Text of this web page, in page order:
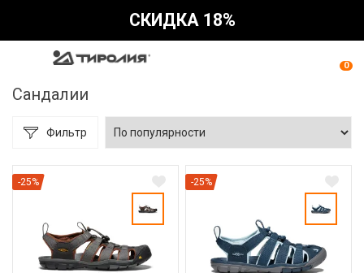
СКИДКА 18%
0
Сандалии
Фильтр
-25% -25%